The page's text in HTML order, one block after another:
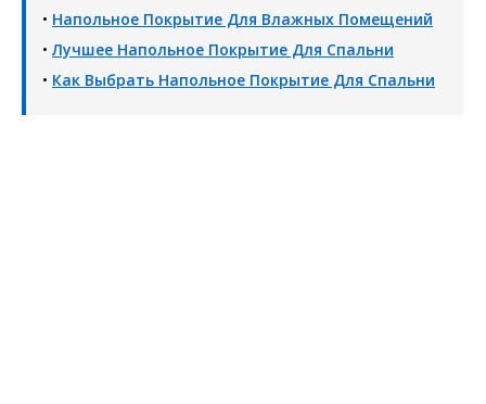
• Напольное Покрытие Для Влажных Помещений
•Лучшее Напольное Покрытие Для Спальни
• Как Выбрать Напольное Покрытие Для Спальни